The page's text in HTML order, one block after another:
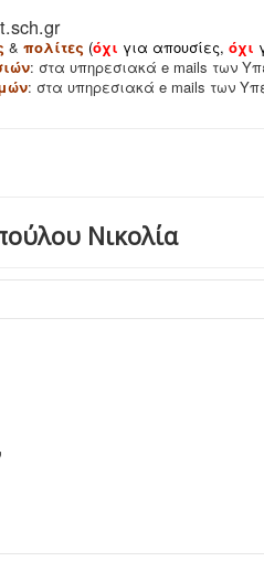
& πολίτες (όχι για απουσίες, όχι
: στα υπηρεσιακά e mails των
: στα υπηρεσιακά e mails των
Νικολία